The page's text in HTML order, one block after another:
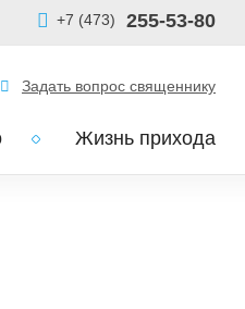
+7 (473) 255-53-80
Задать вопрос священнику
Жизнь прихода